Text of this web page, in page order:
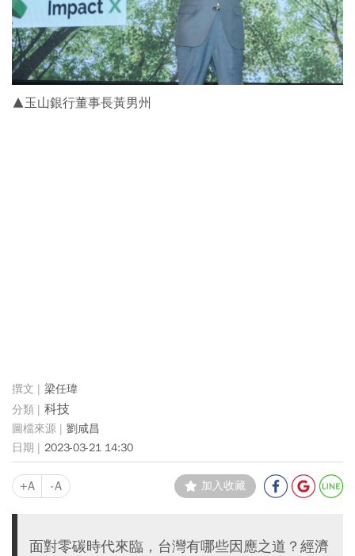
▲玉山銀行董事長黃男州
梁任瑋
科技
劉咸昌
2023-03-21 14:30
+A -A 加入收藏
面對零碳時代來臨，台灣有哪些因應之道？經濟